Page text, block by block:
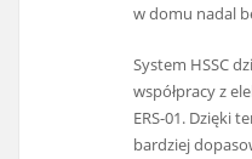
w domu nadal
System HSSC
współpracy z
ERS-01. Dzięki
bardziej